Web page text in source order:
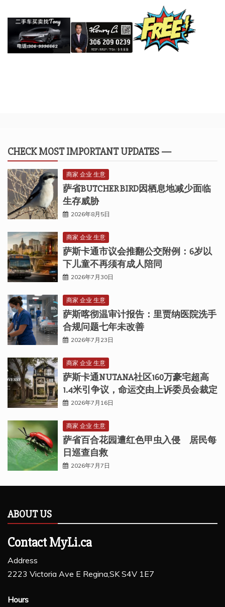
CHECK MOST IMPORTANT UPDATES —
商家 企业 生意
萨省BUTCHER BIRD因栖息地减少面临
生存威胁
2026年8月5日
商家 企业 生意
萨斯卡通市议会推翻公交附例：6岁以
下儿童不再须有成人陪同
2026年7月30日
商家 企业 生意
萨斯喀彻温审计报告：里贾纳医院洗手
合规问题七年未改善
2026年7月23日
商家 企业 生意
萨斯卡通NUTANA社区160万豪宅超高
1.4米引争议，命运交由上诉委员会裁定
2026年7月16日
商家 企业 生意
萨省百合花园遭红色甲虫入侵 居民每
日巡查自救
2026年7月7日
ABOUT US
Contact MyLi.ca
Address
2223 Victoria Ave E Regina,SK S4V 1E7
Hours